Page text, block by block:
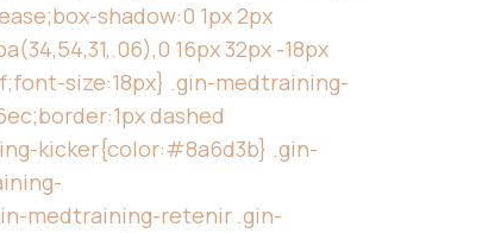
shadow:0 1px 2px
16px 32px -18px
size:18px} .gin-medtraining-
dashed
kicker{color:#8a6d3b} .gin-
medtraining-retenir .gin-